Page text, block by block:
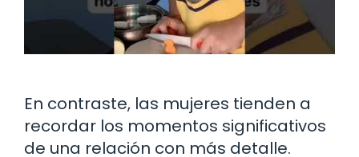
En contraste, las mujeres tienden a
recordar los momentos significativos
de una relación con más detalle.